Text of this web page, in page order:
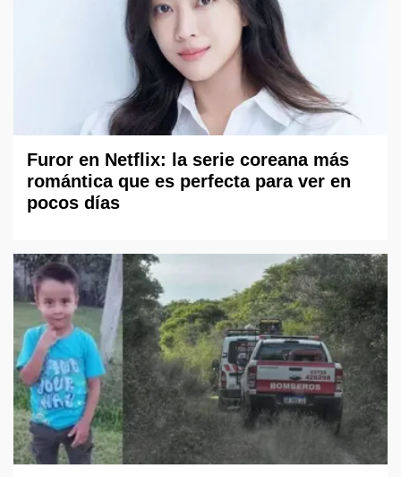
Furor en Netflix: la serie coreana más
romántica que es perfecta para ver en
pocos días